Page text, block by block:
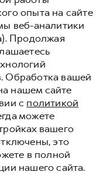
касающаяся
носит
публичной офертой.
информационный
(ООО «Грейт
информации
дилеру ООО
Горячей линии 8 (800)
на данном сайте
время без
отсутствовать
оперативных служб
опыта на сайте
веб-аналитики
Продолжая
Обработка вашей
нашем сайте
с политикой
можете
вашего
это
в полной
нашего сайта.